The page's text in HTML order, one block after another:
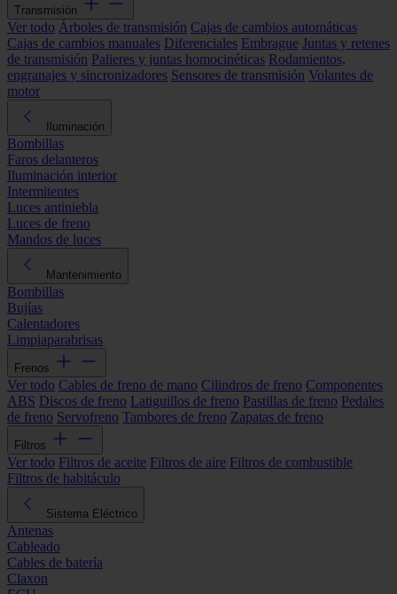
Transmisión
Ver todo Árboles de transmisión Cajas de cambios automáticas
Cajas de cambios manuales Diferenciales Embrague Juntas y retenes
de transmisión Palieres y juntas homocinéticas Rodamientos,
engranajes y sincronizadores Sensores de transmisión Volantes de
motor
Iluminación
Bombillas
Faros delanteros
Iluminación interior
Intermitentes
Luces antiniebla
Luces de freno
Mandos de luces
Mantenimiento
Bombillas
Bujías
Calentadores
Limpiaparabrisas
Frenos
Ver todo Cables de freno de mano Cilindros de freno Componentes
ABS Discos de freno Latiguillos de freno Pastillas de freno Pedales
de freno Servofreno Tambores de freno Zapatas de freno
Filtros
Ver todo Filtros de aceite Filtros de aire Filtros de combustible
Filtros de habitáculo
Sistema Eléctrico
Antenas
Cableado
Cables de batería
Claxon